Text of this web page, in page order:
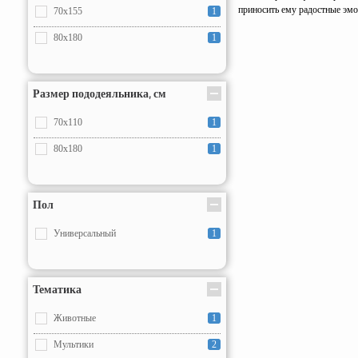
70x155 1
80x180 1
Размер пододеяльника, см
70x110 1
80x180 1
Пол
Универсальный 1
Тематика
Животные 1
Мультики 2
приносить ему радостные